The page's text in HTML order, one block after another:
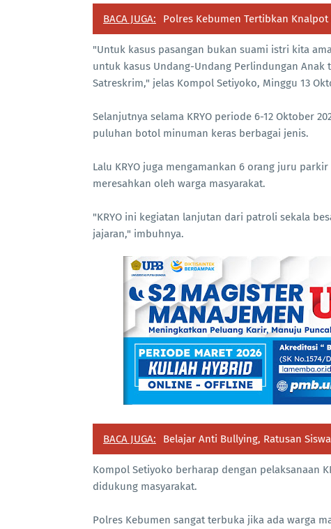
BACA JUGA: Polres Kebumen Tertibkan
"Untuk kasus pasangan bukan suami istri kita
untuk kasus Undang-Undang Perlindungan
Satreskrim," jelas Kompol Setiyoko, Minggu 13
Selanjutnya selama KRYO periode 6-12 Oktober
puluhan botol minuman keras berbagai jenis.
Lalu KRYO juga mengamankan 6 orang juru
meresahkan oleh warga masyarakat.
"KRYO ini kegiatan lanjutan dari patroli sekala
jajaran," imbuhnya.
BACA JUGA: Belajar Anti Bullying, Ratusan
Kompol Setiyoko berharap dengan pelaksanaan
didukung masyarakat.
Polres Kebumen sangat terbuka jika ada warga